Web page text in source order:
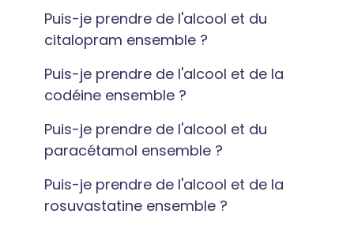
Puis-je prendre de l'alcool et du
citalopram ensemble ?
Puis-je prendre de l'alcool et de la
codéine ensemble ?
Puis-je prendre de l'alcool et du
paracétamol ensemble ?
Puis-je prendre de l'alcool et de la
rosuvastatine ensemble ?